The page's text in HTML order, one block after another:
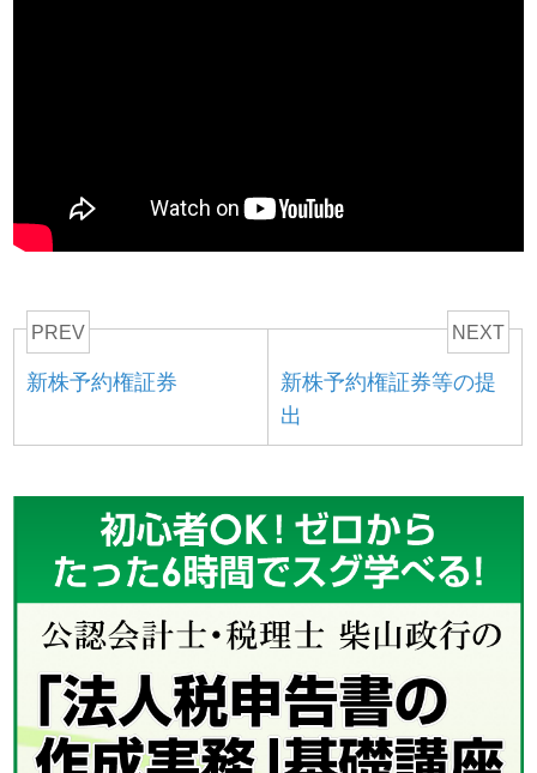
PREV
新株予約権証券
NEXT
新株予約権証券等の提
出